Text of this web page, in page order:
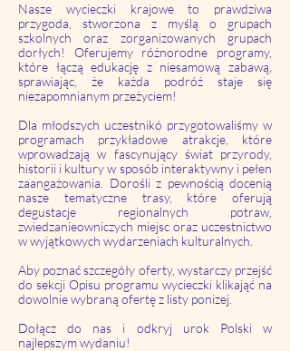
Nasze wycieczki krajowe to prawdziwa
przygoda, stworzona z myślą o grupach
szkolnych oraz zorganizowanych grupach
dorłych! Oferujemy różnorodne programy,
które łączą edukację z niesamową zabawą,
sprawiając, że każda podróż staje się
niezapomnianym przeżyciem!
Dla młodszych uczestnikó przygotowaliśmy w
programach przykładowe atrakcje, które
wprowadzają w fascynujący świat przyrody,
historii i kultury w sposób interaktywny i pełen
zaangażowania. Dorośli z pewnością docenią
nasze tematyczne trasy, które oferują
degustacje regionalnych potraw,
zwiedzanieowniczych miejsc oraz uczestnictwo
w wyjątkowych wydarzeniach kulturalnych.
Aby poznać szczegóły oferty, wystarczy przejść
do sekcji Opisu programu wycieczki klikająć na
dowolnie wybraną ofertę z listy ponizej.
Dołącz do nas i odkryj urok Polski w
najlepszym wydaniu!